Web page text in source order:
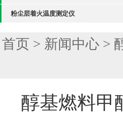
粉尘层着火温度测定仪
首页 > 新闻中心 >
醇基燃料甲